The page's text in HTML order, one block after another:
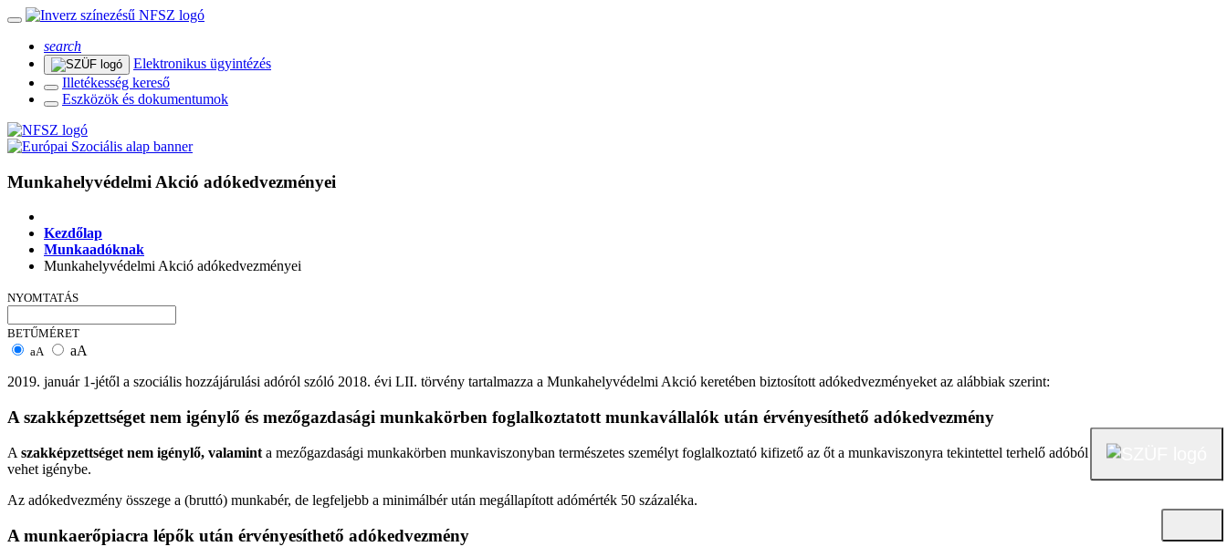
search
Elektronikus ügyintézés
Illetékesség kereső
Eszközök és dokumentumok
Munkahelyvédelmi Akció adókedvezményei
Kezdőlap
Munkaadóknak
Munkahelyvédelmi Akció adókedvezményei
NYOMTATÁS
BETŰMÉRET
aA
aA
2019. január 1-jétől a szociális hozzájárulási adóról szóló 2018. évi LII. törvény tartalmazza a Munkahelyvédelmi Akció keretében biztosított adókedvezményeket az alábbiak szerint:
A szakképzettséget nem igénylő és mezőgazdasági munkakörben foglalkoztatott munkavállalók után érvényesíthető adókedvezmény
A szakképzettséget nem igénylő, valamint a mezőgazdasági munkakörben munkaviszonyban természetes személyt foglalkoztató kifizető az őt a munkaviszonyra tekintettel terhelő adóból adókedvezményt
vehet igénybe.
Az adókedvezmény összege a (bruttó) munkabér, de legfeljebb a minimálbér után megállapított adómérték 50 százaléka.
A munkaerőpiacra lépők után érvényesíthető adókedvezmény